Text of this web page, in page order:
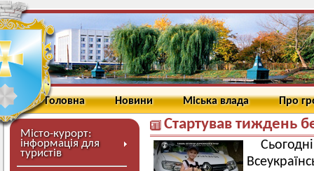
Головна Новини Міська влада Про
Місто-курорт:
інформація для
туристів
Стартував тиждень